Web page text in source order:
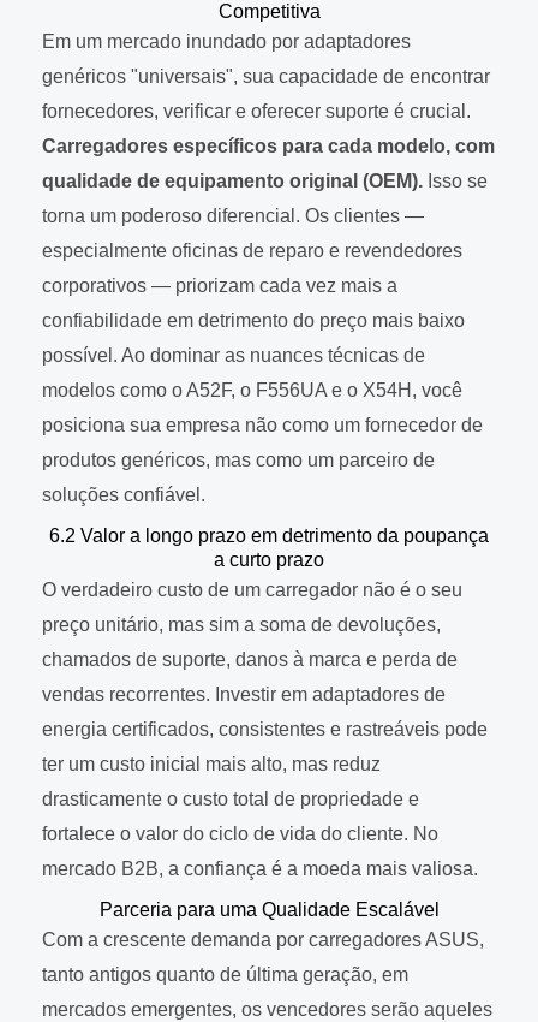
Competitiva
Em um mercado inundado por adaptadores
genéricos "universais", sua capacidade de encontrar
fornecedores, verificar e oferecer suporte é crucial.
Carregadores específicos para cada modelo, com
qualidade de equipamento original (OEM). Isso se
torna um poderoso diferencial. Os clientes —
especialmente oficinas de reparo e revendedores
corporativos — priorizam cada vez mais a
confiabilidade em detrimento do preço mais baixo
possível. Ao dominar as nuances técnicas de
modelos como o A52F, o F556UA e o X54H, você
posiciona sua empresa não como um fornecedor de
produtos genéricos, mas como um parceiro de
soluções confiável.
6.2 Valor a longo prazo em detrimento da poupança
a curto prazo
O verdadeiro custo de um carregador não é o seu
preço unitário, mas sim a soma de devoluções,
chamados de suporte, danos à marca e perda de
vendas recorrentes. Investir em adaptadores de
energia certificados, consistentes e rastreáveis pode
ter um custo inicial mais alto, mas reduz
drasticamente o custo total de propriedade e
fortalece o valor do ciclo de vida do cliente. No
mercado B2B, a confiança é a moeda mais valiosa.
Parceria para uma Qualidade Escalável
Com a crescente demanda por carregadores ASUS,
tanto antigos quanto de última geração, em
mercados emergentes, os vencedores serão aqueles